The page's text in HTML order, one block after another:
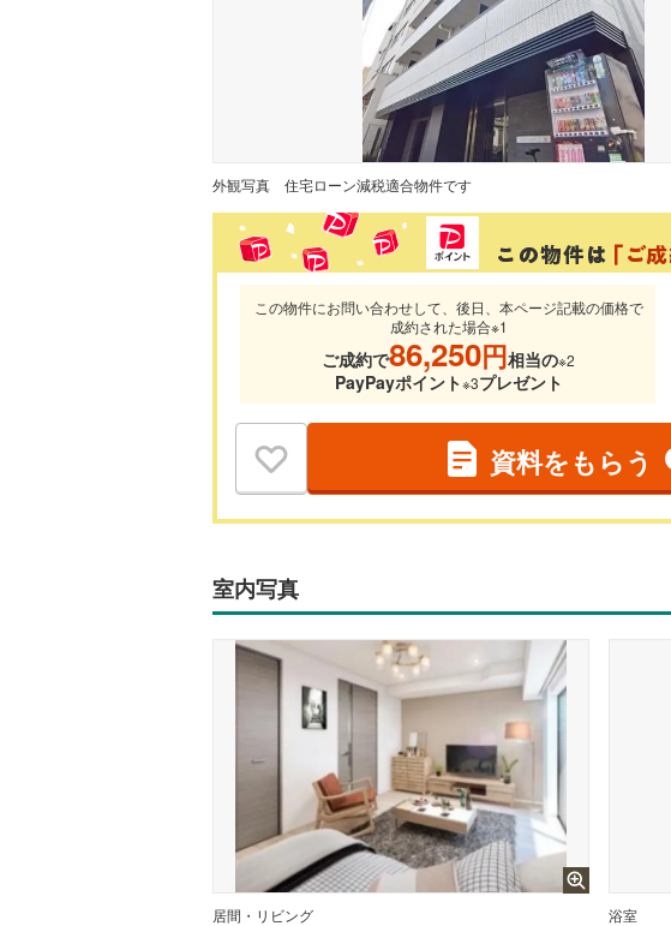
外観写真 住宅ローン減税適合物件です
この物件にお問い合わせして、後日、本ページ記載の価格で
成約された場合※1
ご成約で86,250円相当の※2
PayPayポイント※3プレゼント
資料をもらう
室内写真
居間・リビング 浴室